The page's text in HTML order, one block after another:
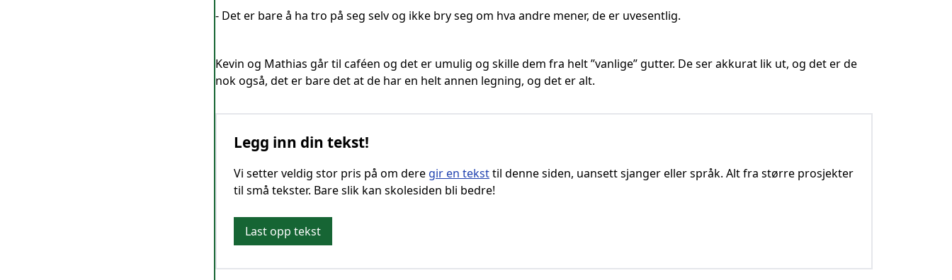
- Det er bare å ha tro på seg selv og ikke bry seg om hva andre mener, de er uvesentlig.
Kevin og Mathias går til caféen og det er umulig og skille dem fra helt ”vanlige” gutter. De ser akkurat lik ut, og det er de
nok også, det er bare det at de har en helt annen legning, og det er alt.
Legg inn din tekst!
Vi setter veldig stor pris på om dere gir en teksttil denne siden, uansett sjanger eller språk. Alt fra større prosjekter
til små tekster. Bare slik kan skolesiden bli bedre!
Last opp tekst